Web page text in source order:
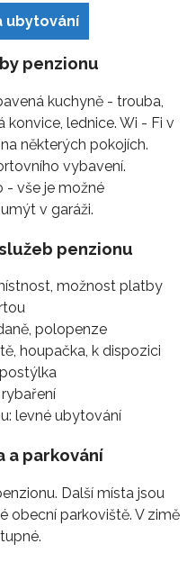
ubytování
penzionu
kuchyně - trouba,
konvice, lednice. Wi - Fi v
některých pokojích.
vybavení.
- vše je možné
v garáži.
penzionu
možnost platby
polopenze
houpačka, k dispozici
rybaření
levné ubytování
a parkování
Další místa jsou
obecní parkoviště. V zimě